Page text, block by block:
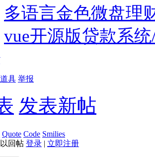
多语言金色微盘理
vue开源版贷款系
具 举报
发表新帖
Quote Code Smilies
回帖 登录 | 立即注册